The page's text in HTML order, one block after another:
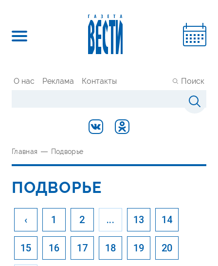
О нас Реклама Контакты Поиск
Главная — Подворье
ПОДВОРЬЕ
‹ 1 2 ... 13 14
15 16 17 18 19 20